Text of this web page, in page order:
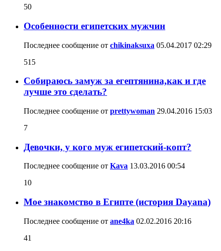
50
Особенности египетских мужчин
Последнее сообщение от chikinaksuxa 05.04.2017 02:29
515
Собираюсь замуж за егептянина,как и где
лучше это сделать?
Последнее сообщение от prettywoman 29.04.2016 15:03
7
Девочки, у кого муж египетский-копт?
Последнее сообщение от Kava 13.03.2016 00:54
10
Мое знакомство в Египте (история Dayana)
Последнее сообщение от ane4ka 02.02.2016 20:16
41